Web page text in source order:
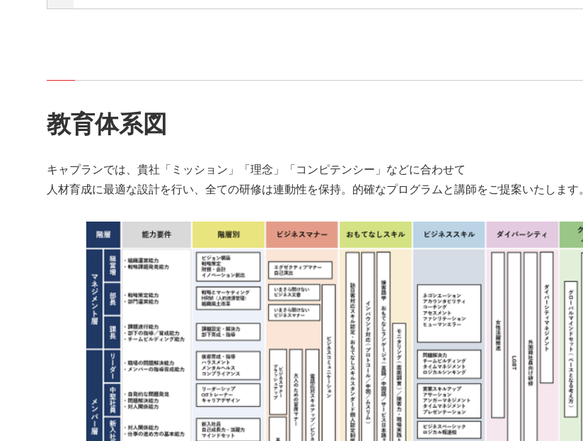
教育体系図
キャプランでは、貴社「ミッション」「理念」「コンピテンシー」などに合わせて
人材育成に最適な設計を行い、全ての研修は連動性を保持。的確なプログラムと講師をご提案いたします。